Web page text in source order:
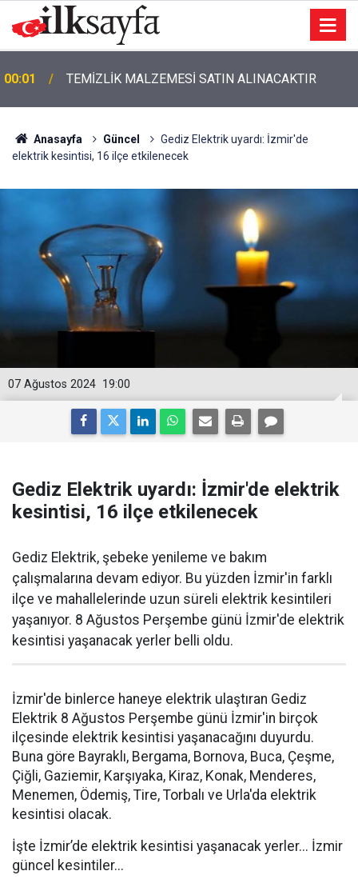
00:01 TEMİZLİK MALZEMESİ SATIN ALINACAKTIR
Anasayfa Güncel
Gediz Elektrik uyardı: İzmir'de
elektrik kesintisi, 16 ilçe etkilenecek
19:00
07 Ağustos 2024
Gediz Elektrik uyardı: İzmir'de elektrik
kesintisi, 16 ilçe etkilenecek
Gediz Elektrik, şebeke yenileme ve bakım
çalışmalarına devam ediyor. Bu yüzden İzmir'in farklı
ilçe ve mahallelerinde uzun süreli elektrik kesintileri
yaşanıyor. 8 Ağustos Perşembe günü İzmir'de elektrik
kesintisi yaşanacak yerler belli oldu.
İzmir'de binlerce haneye elektrik ulaştıran Gediz
Elektrik 8 Ağustos Perşembe günü İzmir'in birçok
ilçesinde elektrik kesintisi yaşanacağını duyurdu.
Buna göre Bayraklı, Bergama, Bornova, Buca, Çeşme,
Çiğli, Gaziemir, Karşıyaka, Kiraz, Konak, Menderes,
Menemen, Ödemiş, Tire, Torbalı ve Urla'da elektrik
kesintisi olacak.
İşte İzmir’de elektrik kesintisi yaşanacak yerler... İzmir
güncel kesintiler...